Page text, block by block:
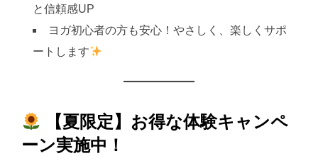
と信頼感UP
ヨガ初心者の方も安心！やさしく、楽しくサポ
ートします
【夏限定】お得な体験キャンペ
ーン実施中！